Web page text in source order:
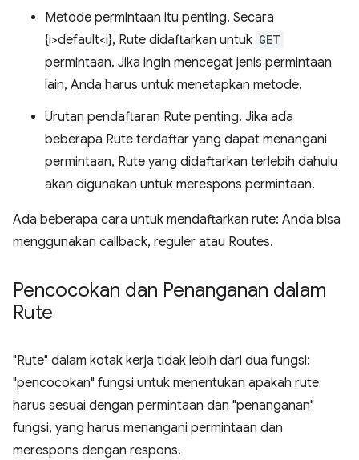
Metode permintaan itu penting. Secara
{i>default<i}, Rute didaftarkan untuk GET
permintaan. Jika ingin mencegat jenis permintaan
lain, Anda harus untuk menetapkan metode.
Urutan pendaftaran Rute penting. Jika ada
beberapa Rute terdaftar yang dapat menangani
permintaan, Rute yang didaftarkan terlebih dahulu
akan digunakan untuk merespons permintaan.
Ada beberapa cara untuk mendaftarkan rute: Anda bisa
menggunakan callback, reguler atau Routes.
Pencocokan dan Penanganan dalam
Rute
"Rute" dalam kotak kerja tidak lebih dari dua fungsi:
"pencocokan" fungsi untuk menentukan apakah rute
harus sesuai dengan permintaan dan "penanganan"
fungsi, yang harus menangani permintaan dan
merespons dengan respons.